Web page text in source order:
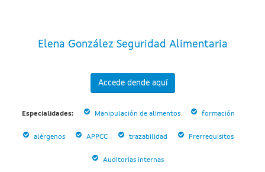
Elena González Seguridad Alimentaria
Accede dende aquí
Especialidades: Manipulación de alimentos formación
alérgenos APPCC trazabilidad Prerrequisitos
Auditorías internas